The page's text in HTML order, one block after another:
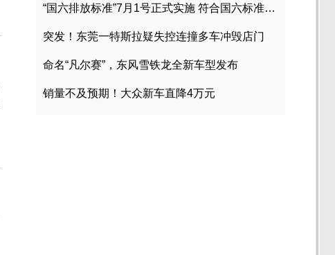
“国六排放标准”7月1号正式实施 符合国六标准车型目录一览
突发！东莞一特斯拉疑失控连撞多车冲毁店门
命名“凡尔赛”，东风雪铁龙全新车型发布
销量不及预期！大众新车直降4万元